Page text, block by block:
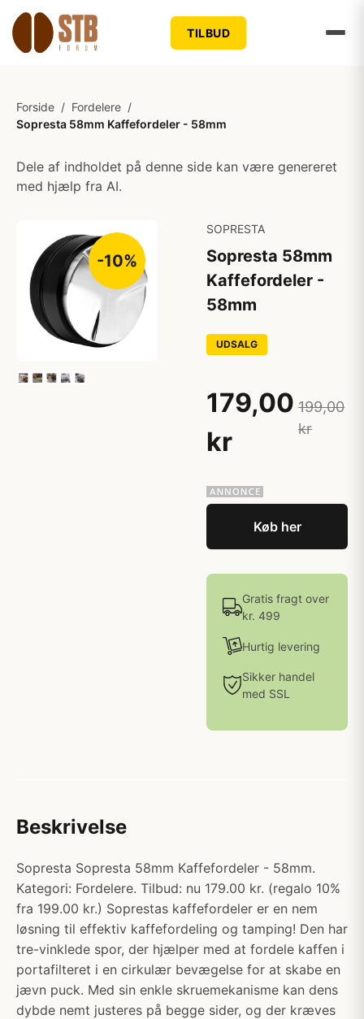
TILBUD
Forside / Fordelere /
Sopresta 58mm Kaffefordeler - 58mm
Dele af indholdet på denne side kan være genereret
med hjælp fra AI.
-10%
SOPRESTA
Sopresta 58mm
Kaffefordeler -
58mm
UDSALG
179,00
kr
199,00
kr
Køb her
Gratis fragt over
kr. 499
Hurtig levering
Sikker handel
med SSL
Beskrivelse
Sopresta Sopresta 58mm Kaffefordeler - 58mm.
Kategori: Fordelere. Tilbud: nu 179.00 kr. (regalo 10%
fra 199.00 kr.) Soprestas kaffefordeler er en nem
løsning til effektiv kaffefordeling og tamping! Den har
tre-vinklede spor, der hjælper med at fordele kaffen i
portafilteret i en cirkulær bevægelse for at skabe en
jævn puck. Med sin enkle skruemekanisme kan dens
dybde nemt justeres på begge sider, og der kræves